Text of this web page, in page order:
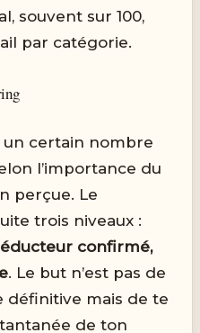
souvent sur 100,
par catégorie.
un certain nombre
l’importance du
perçue. Le
trois niveaux :
confirmé,
. Le but n’est pas de
mais de te
de ton